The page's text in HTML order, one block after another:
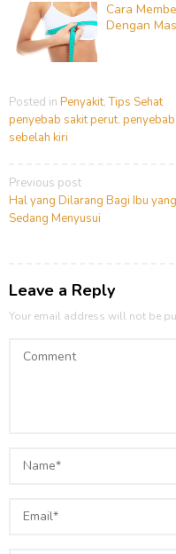
Cara
Dengan
Posted in Penyakit,Tips Sehat
penyebab sakit perut,
sebelah kiri
Post
navigation
Previous post
Hal yang Dilarang Bagi Ibu yang
Sedang Menyusui
Leave a Reply
Your email address will not be